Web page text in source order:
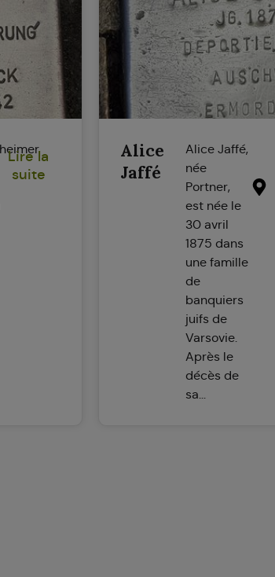
Lire la
suite
Alice
Jaffé
Alice Jaffé,
née
Portner,
est née le
30 avril
1875 dans
une famille
de
banquiers
juifs de
Varsovie.
Après le
décès de
sa...